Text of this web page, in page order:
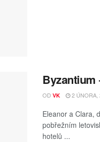
Byzantium
OD VK 2 ÚNORA,
Eleanor a Clara,
pobřežním
hotelů ...